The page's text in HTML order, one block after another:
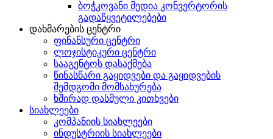
ბოჭკოვანი მედია კონვერტორის
გადაწყვეტილებები
დახმარების ცენტრი
ფინანსური ცენტრი
ლოჯისტიკური ცენტრი
სააგენტოს დასაქმება
წინასწარი გაყიდვები და გაყიდვების
შემდგომი მომსახურება
ხშირად დასმული კითხვები
სიახლეები
კომპანიის სიახლეები
ინდუსტრიის სიახლეები